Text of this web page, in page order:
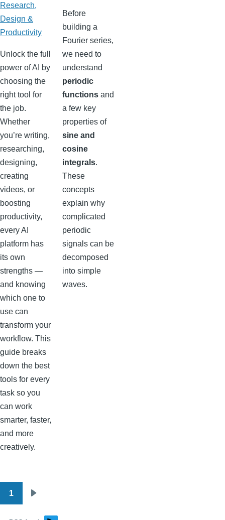
Research,
Design &
Productivity
Unlock the full
power of AI by
choosing the
right tool for
the job.
Whether
you’re writing,
researching,
designing,
creating
videos, or
boosting
productivity,
every AI
platform has
its own
strengths —
and knowing
which one to
use can
transform your
workflow. This
guide breaks
down the best
tools for every
task so you
can work
smarter, faster,
and more
creatively.
Before
building a
Fourier series,
we need to
understand
periodic
functions and
a few key
properties of
sine and
cosine
integrals.
These
concepts
explain why
complicated
periodic
signals can be
decomposed
into simple
waves.
Pagination
1